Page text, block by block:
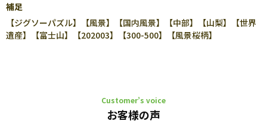
補足
【ジグソーパズル】【風景】【国内風景】【中部】【山梨】【世界
遺産】【富士山】【202003】【300-500】【風景桜柄】
Customer’s voice
お客様の声